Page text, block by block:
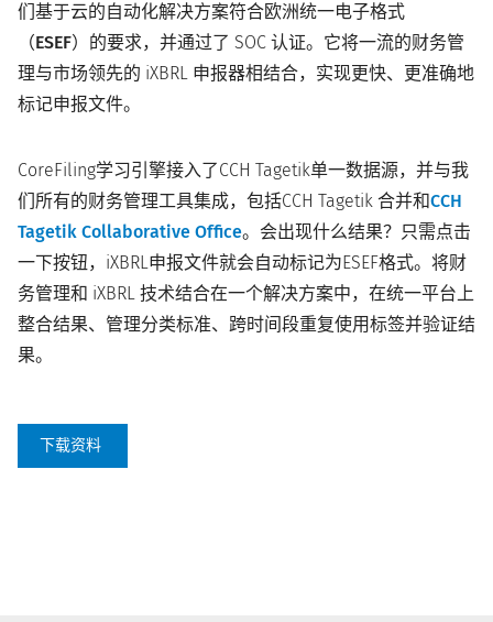
们基于云的自动化解决方案符合欧洲统一电子格式
（ESEF）的要求，并通过了 SOC 认证。它将一流的财务管
理与市场领先的 iXBRL 申报器相结合，实现更快、更准确地
标记申报文件。
CoreFiling学习引擎接入了CCH Tagetik单一数据源，并与我
们所有的财务管理工具集成，包括CCH Tagetik 合并和CCH
Tagetik Collaborative Office。会出现什么结果？只需点击
一下按钮，iXBRL申报文件就会自动标记为ESEF格式。将财
务管理和 iXBRL 技术结合在一个解决方案中，在统一平台上
整合结果、管理分类标准、跨时间段重复使用标签并验证结
果。
下载资料